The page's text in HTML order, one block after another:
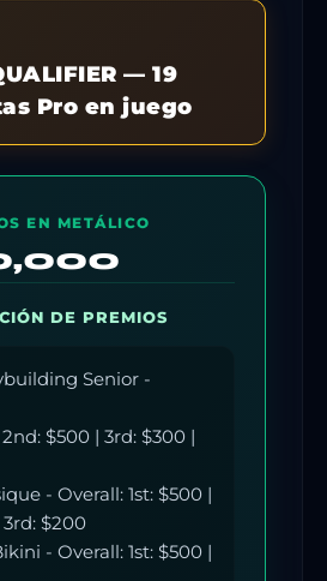
— 19
Pro en juego
EN METÁLICO
DE PREMIOS
Senior -
2nd: $500 | 3rd: $300 |
- Overall: 1st: $500 |
$200
- Overall: 1st: $500 |